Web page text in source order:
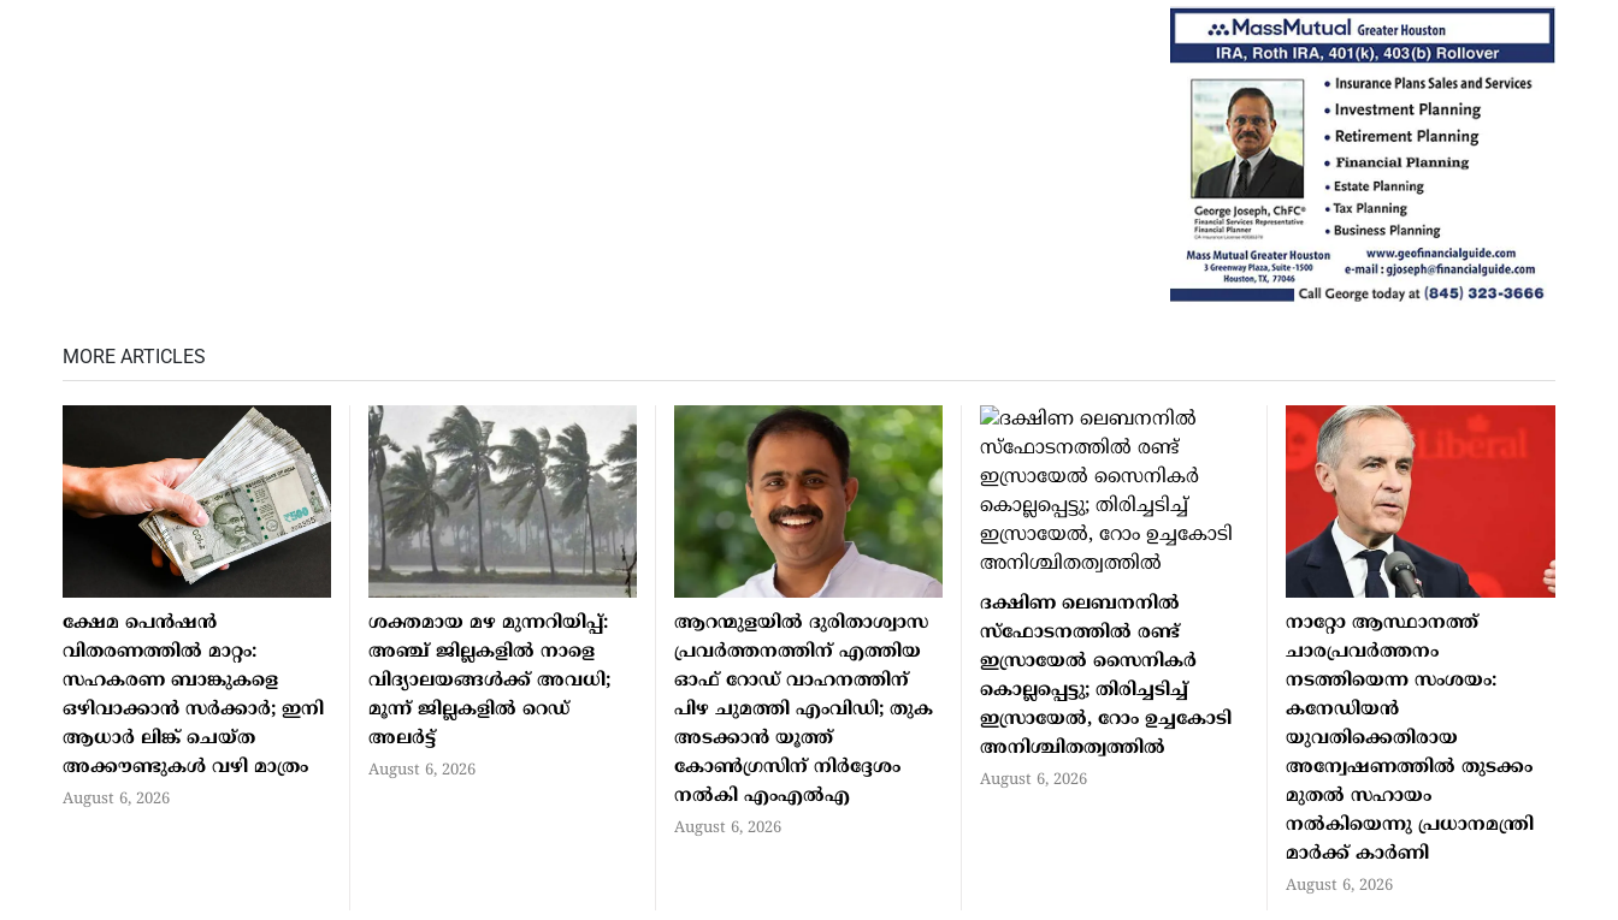
MORE ARTICLES
ക്ഷേമ പെൻഷൻ
വിതരണത്തിൽ മാറ്റം:
സഹകരണ ബാങ്കുകളെ
ഒഴിവാക്കാൻ സർക്കാർ; ഇനി
ആധാർ ലിങ്ക് ചെയ്ത
അക്കൗണ്ടുകൾ വഴി മാത്രം
August 6, 2026
ശക്തമായ മഴ മുന്നറിയിപ്പ്:
അഞ്ച് ജില്ലകളിൽ നാളെ
വിദ്യാലയങ്ങൾക്ക് അവധി;
മൂന്ന് ജില്ലകളിൽ റെഡ്
അലർട്ട്
August 6, 2026
ആറന്മുളയിൽ ദുരിതാശ്വാസ
പ്രവർത്തനത്തിന് എത്തിയ
ഓഫ് റോഡ് വാഹനത്തിന്
പിഴ ചുമത്തി എംവിഡി; തുക
അടക്കാൻ യൂത്ത്
കോൺഗ്രസിന് നിർദ്ദേശം
നൽകി എംഎൽഎ
August 6, 2026
ദക്ഷിണ ലെബനനിൽ
സ്ഫോടനത്തിൽ രണ്ട്
ഇസ്രായേൽ സൈനികർ
കൊല്ലപ്പെട്ടു; തിരിച്ചടിച്ച്
ഇസ്രായേൽ, റോം ഉച്ചകോടി
അനിശ്ചിതത്വത്തിൽ
August 6, 2026
നാറ്റോ ആസ്ഥാനത്ത്
ചാരപ്രവര്‍ത്തനം
നടത്തിയെന്ന സംശയം:
കനേഡിയന്‍
യുവതിക്കെതിരായ
അന്വേഷണത്തില്‍ തുടക്കം
മുതല്‍ സഹായം
നല്‍കിയെന്നു പ്രധാനമന്ത്രി
മാര്‍ക്ക് കാര്‍ണി
August 6, 2026